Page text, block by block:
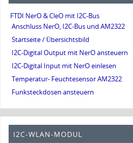
FTDI NerO & CleO mit I2C-Bus
Anschluss NerO, I2C-Bus und AM2322
Startseite / Übersichtsbild
I2C-Digital Output mit NerO ansteuern
I2C-Digital Input mit NerO einlesen
Temperatur- Feuchtesensor AM2322
Funksteckdosen ansteuern
I2C-WLAN-MODUL